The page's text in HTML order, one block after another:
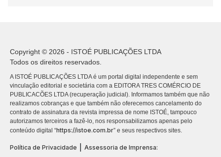
Copyright © 2026 - ISTOÉ PUBLICAÇÕES LTDA
Todos os direitos reservados.
A ISTOÉ PUBLICAÇÕES LTDA é um portal digital independente e sem
vinculação editorial e societária com a EDITORA TRES COMÉRCIO DE
PUBLICACÕES LTDA (recuperação judicial). Informamos também que não
realizamos cobranças e que também não oferecemos cancelamento do
contrato de assinatura da revista impressa de nome ISTOÉ, tampouco
autorizamos terceiros a fazê-lo, nos responsabilizamos apenas pelo
conteúdo digital “https://istoe.com.br” e seus respectivos sites.
Política de Privacidade Assessoria de Imprensa: